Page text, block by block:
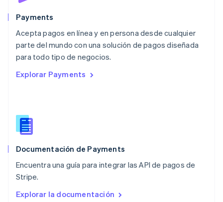
Payments
Acepta pagos en línea y en persona desde cualquier
parte del mundo con una solución de pagos diseñada
para todo tipo de negocios.
Explorar Payments
Documentación de Payments
Encuentra una guía para integrar las API de pagos de
Stripe.
Explorar la documentación
EspañolEnglish
English
Nueva Zelandia
English
NederlandsEnglish
Português
RAE de Hong Kong, China
Reino Unido
República Checa
English
English